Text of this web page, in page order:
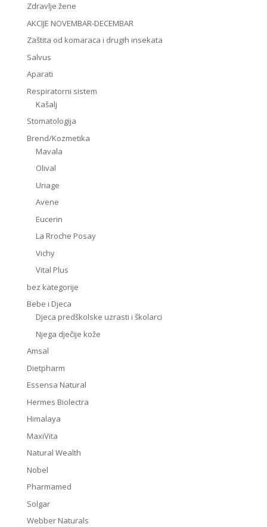
Zdravlje žene
AKCIJE NOVEMBAR-DECEMBAR
Zaštita od komaraca i drugih insekata
Salvus
Aparati
Respiratorni sistem
Kašalj
Stomatologija
Brend/Kozmetika
Mavala
Olival
Uriage
Avene
Eucerin
La Rroche Posay
Vichy
Vital Plus
bez kategorije
Bebe i Djeca
Djeca predškolske uzrasti i školarci
Njega dječije kože
Amsal
Dietpharm
Essensa Natural
Hermes Biolectra
Himalaya
MaxiVita
Natural Wealth
Nobel
Pharmamed
Solgar
Webber Naturals